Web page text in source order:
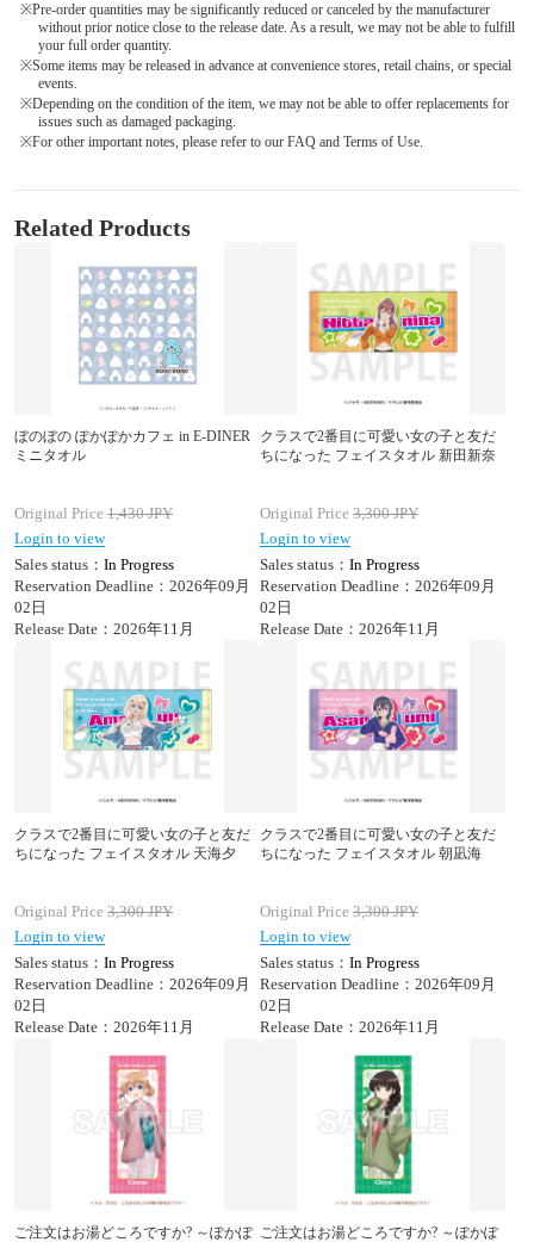
※Pre-order quantities may be significantly reduced or canceled by the manufacturer
without prior notice close to the release date. As a result, we may not be able to fulfill
your full order quantity.
※Some items may be released in advance at convenience stores, retail chains, or special
events.
※Depending on the condition of the item, we may not be able to offer replacements for
issues such as damaged packaging.
※For other important notes, please refer to our FAQ and Terms of Use.
Related Products
ぼのぼの ぽかぽかカフェ in E-DINER
ミニタオル
Original Price 1,430JPY
Login to view
Sales status： In Progress
Reservation Deadline：2026年09月
02日
Release Date：2026年11月
クラスで2番目に可愛い女の子と友だ
ちになった フェイスタオル 新田新奈
Original Price 3,300JPY
Login to view
Sales status： In Progress
Reservation Deadline：2026年09月
02日
Release Date：2026年11月
クラスで2番目に可愛い女の子と友だ
ちになった フェイスタオル 天海夕
Original Price 3,300JPY
Login to view
Sales status： In Progress
Reservation Deadline：2026年09月
02日
Release Date：2026年11月
クラスで2番目に可愛い女の子と友だ
ちになった フェイスタオル 朝凪海
Original Price 3,300JPY
Login to view
Sales status： In Progress
Reservation Deadline：2026年09月
02日
Release Date：2026年11月
ご注文はお湯どころですか? ～ぽかぽ ご注文はお湯どころですか? ～ぽかぽ